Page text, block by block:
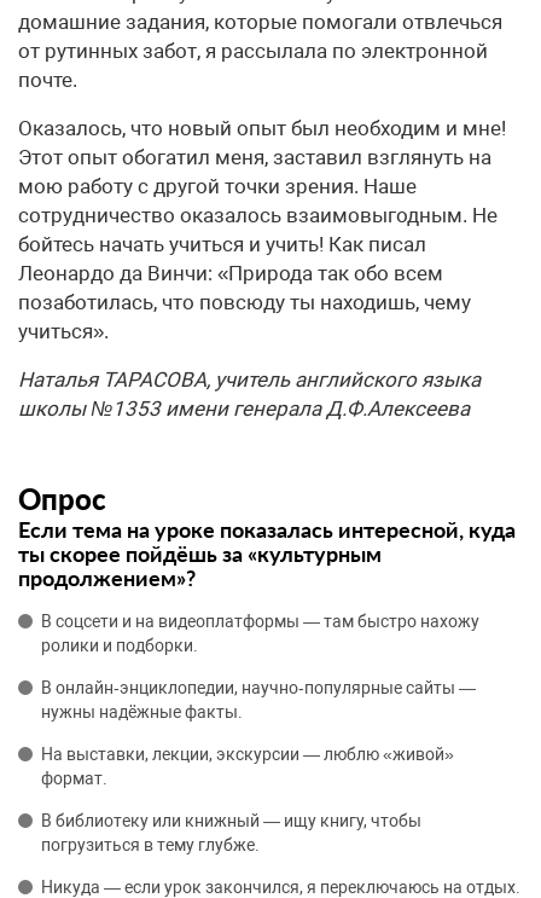
домашние задания, которые помогали отвлечься
от рутинных забот, я рассылала по электронной
почте.
Оказалось, что новый опыт был необходим и мне!
Этот опыт обогатил меня, заставил взглянуть на
мою работу с другой точки зрения. Наше
сотрудничество оказалось взаимовыгодным. Не
бойтесь начать учиться и учить! Как писал
Леонардо да Винчи: «Природа так обо всем
позаботилась, что повсюду ты находишь, чему
учиться».
Наталья ТАРАСОВА, учитель английского языка
школы №1353 имени генерала Д.Ф.Алексеева
Опрос
Если тема на уроке показалась интересной, куда
ты скорее пойдёшь за «культурным
продолжением»?
В соцсети и на видеоплатформы — там быстро нахожу
ролики и подборки.
В онлайн‑энциклопедии, научно‑популярные сайты —
нужны надёжные факты.
На выставки, лекции, экскурсии — люблю «живой»
формат.
В библиотеку или книжный — ищу книгу, чтобы
погрузиться в тему глубже.
Никуда — если урок закончился, я переключаюсь на отдых.